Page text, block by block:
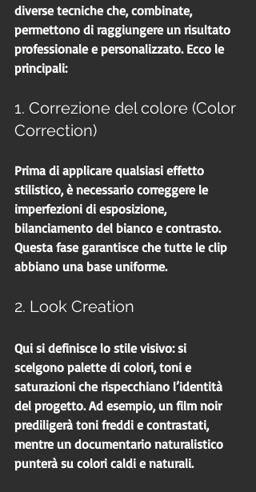
diverse tecniche che, combinate,
permettono di raggiungere un risultato
professionale e personalizzato. Ecco le
principali:
1. Correzione del colore (Color
Correction)
Prima di applicare qualsiasi effetto
stilistico, è necessario correggere le
imperfezioni di esposizione,
bilanciamento del bianco e contrasto.
Questa fase garantisce che tutte le clip
abbiano una base uniforme.
2. Look Creation
Qui si definisce lo stile visivo: si
scelgono palette di colori, toni e
saturazioni che rispecchiano l’identità
del progetto. Ad esempio, un film noir
prediligerà toni freddi e contrastati,
mentre un documentario naturalistico
punterà su colori caldi e naturali.